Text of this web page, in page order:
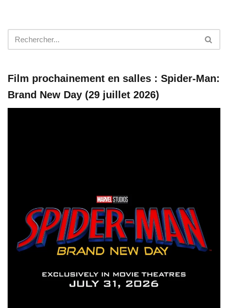
Film prochainement en salles : Spider-Man:
Brand New Day (29 juillet 2026)